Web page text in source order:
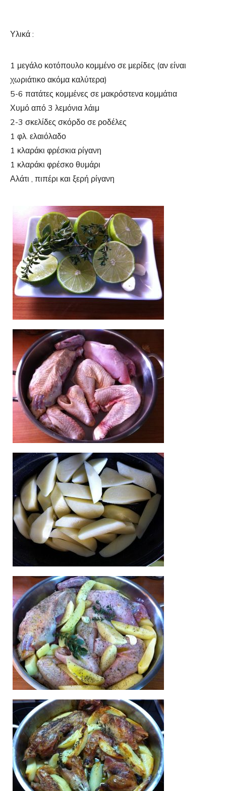
Υλικά :
1 μεγάλο κοτόπουλο κομμένο σε μερίδες (αν είναι
χωριάτικο ακόμα καλύτερα)
5-6 πατάτες κομμένες σε μακρόστενα κομμάτια
Χυμό από 3 λεμόνια λάιμ
2-3 σκελίδες σκόρδο σε ροδέλες
1 φλ. ελαιόλαδο
1 κλαράκι φρέσκια ρίγανη
1 κλαράκι φρέσκο θυμάρι
Αλάτι , πιπέρι και ξερή ρίγανη